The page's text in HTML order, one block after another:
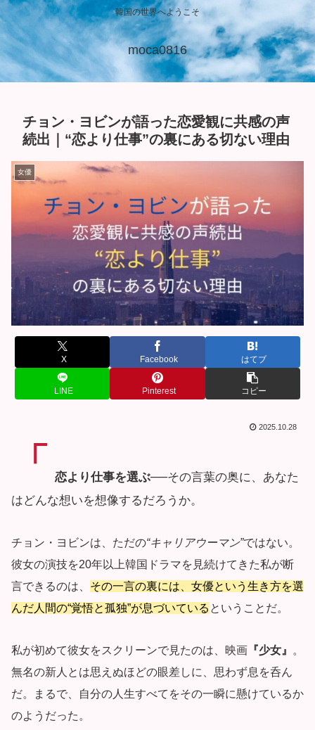
韓国の世界へようこそ
moca0816
チョン・ヨビンが語った恋愛観に共感の声
続出｜“恋より仕事”の裏にある切ない理由
女優
X Facebook はてブ
LINE Pinterest コピー
2025.10.28
「 恋より仕事を選ぶ──その言葉の奥に、あなた
はどんな想いを想像するだろうか。
チョン・ヨビンは、ただの“キャリアウーマン”ではない。
彼女の演技を20年以上韓国ドラマを見続けてきた私が断
言できるのは、 その一言の裏には、女優という生き方を選
んだ人間の“覚悟と孤独”が息づいている ということだ。
私が初めて彼女をスクリーンで見たのは、映画 『少女』
。
無名の新人とは思えぬほどの眼差しに、思わず息を呑ん
だ。まるで、自分の人生すべてをその一瞬に懸けているか
のようだった。